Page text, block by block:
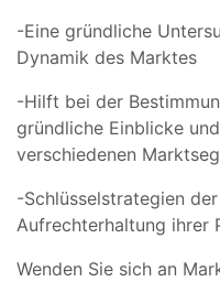
-Eine gründliche
Dynamik des Marktes
-Hilft bei der
gründliche Einblicke
verschiedenen
-Schlüsselstrategien
Aufrechterhaltung ihrer
Wenden Sie sich an